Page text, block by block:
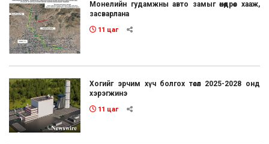
Монелийн гудамжны авто замыг өнөөдрөөс хааж,
засварлана
11 цаг
Хогийг эрчим хүч болгох төсөл 2025-2028 онд
хэрэгжинэ
11 цаг